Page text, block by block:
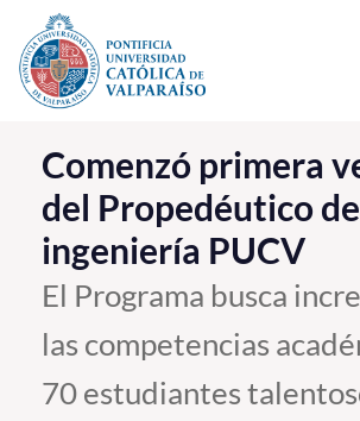
Click acá para ir directamente al contenido
La Universidad
Investigación, Creación e Innovación
PUCV Internacional
Vinculación con el Medio
Comenzó primera
del Propedéutico de
ingeniería PUCV
El Programa busca
las competencias
70 estudiantes